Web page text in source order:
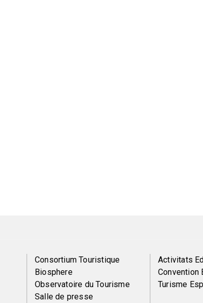
Menú
del
Consortium Touristique
Biosphere
Observatoire du Tourisme
Salle de presse
Peu
de
Activitats
Convention
Turisme